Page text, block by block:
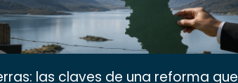
las claves de una reforma que